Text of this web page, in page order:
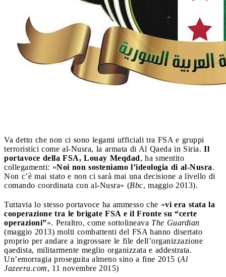
Va detto che non ci sono legami ufficiali tra FSA e gruppi
terroristici come al­-Nusra, la armata di Al Qaeda in Siria. Il
portavoce della FSA, Louay Meqdad, ha smentito
collegamenti: «Noi non sosteniamo l’ideologia di al­-Nusra.
Non c’è mai stato e non ci sarà mai una decisione a livello di
comando coordinata con al­-Nusra» (Bbc, maggio 2013).
Tuttavia lo stesso portavoce ha ammesso che «vi era stata la
cooperazione tra le brigate FSA e il Fronte su “certe
operazioni”». Peraltro, come sottolineava The Guardian
(maggio 2013) molti combattenti del FSA hanno disertato
proprio per andare a ingrossare le file dell’organizzazione
qaedista, militarmente meglio organizzata e addestrata.
Un’emorragia proseguita almeno sino a fine 2015 (Al
Jazeera.com, 11 novembre 2015)